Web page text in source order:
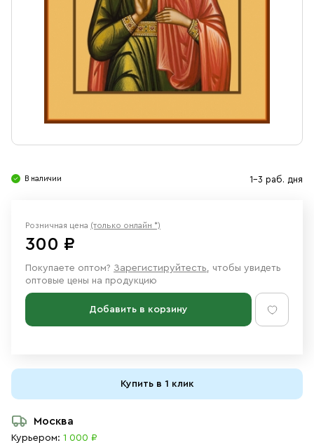
Ювелирные изделия
В наличии 1-3 раб. дня
Розничная цена (только онлайн *)
300 ₽
Покупаете оптом? Зарегистируйтесть, чтобы увидеть
оптовые цены на продукцию
Добавить в корзину
Купить в 1 клик
Москва
Курьером: 1 000 ₽